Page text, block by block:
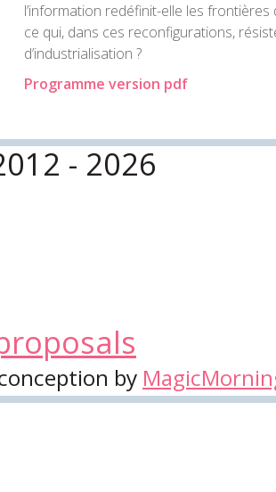
l’information redéfinit-elle les frontières
ce qui, dans ces reconfigurations,
d’industrialisation ?
Programme version pdf
- 2026
by